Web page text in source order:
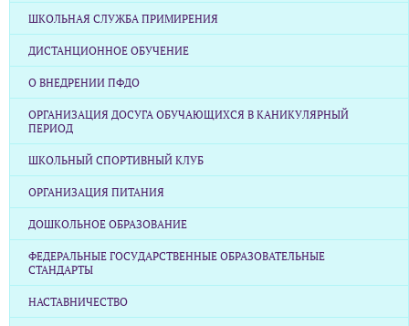
ШКОЛЬНАЯ СЛУЖБА ПРИМИРЕНИЯ
ДИСТАНЦИОННОЕ ОБУЧЕНИЕ
О ВНЕДРЕНИИ ПФДО
ОРГАНИЗАЦИЯ ДОСУГА ОБУЧАЮЩИХСЯ В КАНИКУЛЯРНЫЙ
ПЕРИОД
ШКОЛЬНЫЙ СПОРТИВНЫЙ КЛУБ
ОРГАНИЗАЦИЯ ПИТАНИЯ
ДОШКОЛЬНОЕ ОБРАЗОВАНИЕ
ФЕДЕРАЛЬНЫЕ ГОСУДАРСТВЕННЫЕ ОБРАЗОВАТЕЛЬНЫЕ
СТАНДАРТЫ
НАСТАВНИЧЕСТВО